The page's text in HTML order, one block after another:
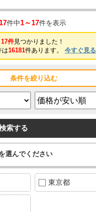
17件中1～17件を表示
17件見つかりました！
は16181件あります。 今すぐ見る
条件を絞り込む
索する
選んでください
東京都